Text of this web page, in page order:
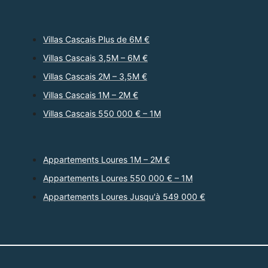
Villas Cascais Plus de 6M €
Villas Cascais 3,5M – 6M €
Villas Cascais 2M – 3,5M €
Villas Cascais 1M – 2M €
Villas Cascais 550 000 € – 1M
Appartements Loures 1M – 2M €
Appartements Loures 550 000 € – 1M
Appartements Loures Jusqu'à 549 000 €